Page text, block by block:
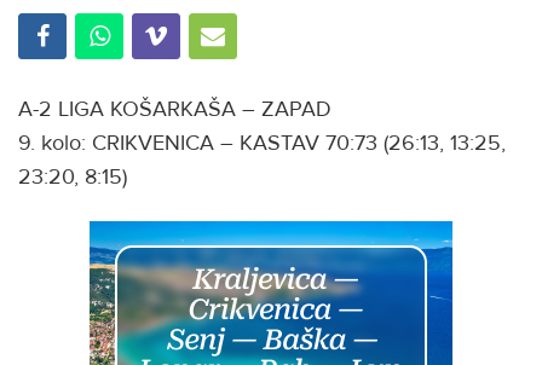
A-2 LIGA KOŠARKAŠA – ZAPAD
9. kolo: CRIKVENICA – KASTAV 70:73 (26:13, 13:25,
23:20, 8:15)